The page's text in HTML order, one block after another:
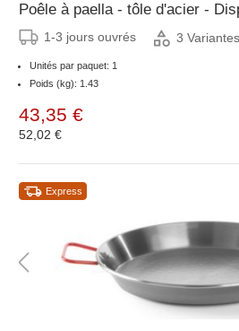
Poêle à paella - tôle d'acier -
1-3 jours ouvrés 3 Variantes
Unités par paquet: 1
Poids (kg): 1.43
43,35 €
52,02 €
Express